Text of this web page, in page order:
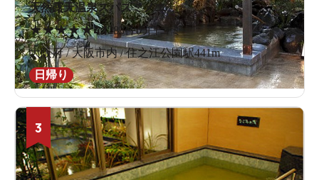
天然露天温泉スパスミノエ
★★★★★4.1283件の口コミ
大阪府 / 大阪市内 / 住之江公園駅441m
日帰り
3